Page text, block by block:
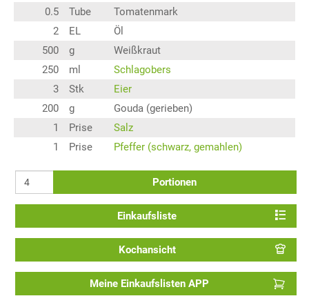
0.5
Tube
Tomatenmark
2
EL
Öl
500
g
Weißkraut
250
ml
Schlagobers
3
Stk
Eier
200
g
Gouda (gerieben)
1
Prise
Salz
1
Prise Pfeffer (schwarz, gemahlen)
Portionen
Einkaufsliste
Kochansicht
Meine Einkaufslisten APP